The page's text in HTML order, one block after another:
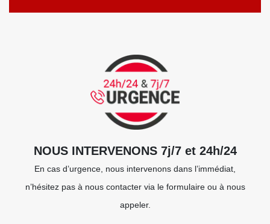
NOUS INTERVENONS 7j/7 et 24h/24
En cas d’urgence, nous intervenons dans l’immédiat,
n’hésitez pas à nous contacter via le formulaire ou à nous
appeler.